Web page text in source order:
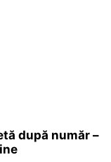
după număr –